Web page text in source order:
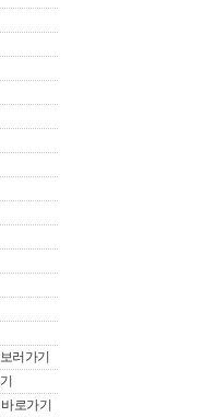
러가기
로가기